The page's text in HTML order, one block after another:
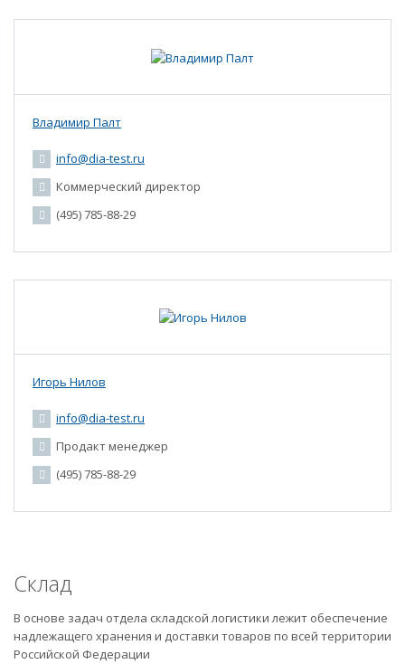
Владимир Палт
info@dia-test.ru
Коммерческий директор
(495) 785-88-29
Игорь Нилов
info@dia-test.ru
Продакт менеджер
(495) 785-88-29
Склад
В основе задач отдела складской логистики лежит обеспечение
надлежащего хранения и доставки товаров по всей территории
Российской Федерации